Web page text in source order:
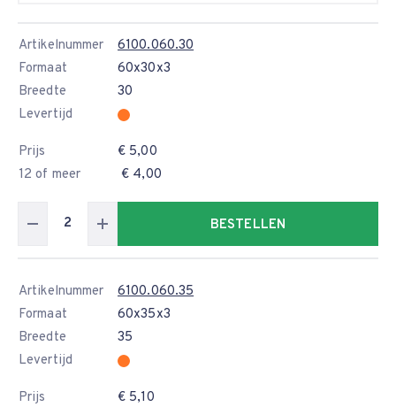
Artikelnummer
6100.060.30
Formaat
60x30x3
Breedte
30
Levertijd
Prijs
€ 5,00
12 of meer
€ 4,00
BESTELLEN
Artikelnummer
6100.060.35
Formaat
60x35x3
Breedte
35
Levertijd
Prijs
€ 5,10